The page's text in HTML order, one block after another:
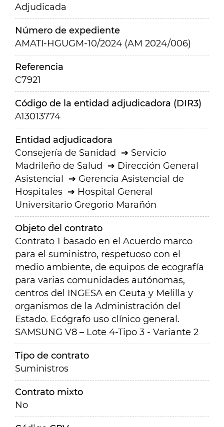
Adjudicada
Número de expediente
AMATI-HGUGM-10/2024 (AM 2024/006)
Referencia
C7921
Código de la entidad adjudicadora (DIR3)
A13013774
Entidad adjudicadora
Consejería de Sanidad
Servicio
Madrileño de Salud
Dirección General
Asistencial
Gerencia Asistencial de
Hospitales
Hospital General
Universitario Gregorio Marañón
Objeto del contrato
Contrato 1 basado en el Acuerdo marco
para el suministro, respetuoso con el
medio ambiente, de equipos de ecografía
para varias comunidades autónomas,
centros del INGESA en Ceuta y Melilla y
organismos de la Administración del
Estado. Ecógrafo uso clínico general.
SAMSUNG V8 – Lote 4-Tipo 3 - Variante 2
Tipo de contrato
Suministros
Contrato mixto
No